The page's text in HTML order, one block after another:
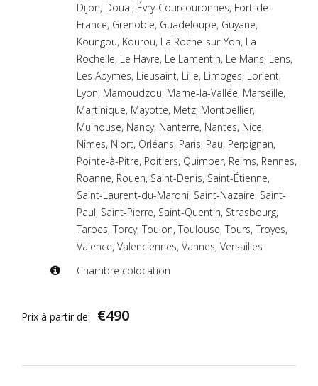
Dijon, Douai, Évry-Courcouronnes, Fort-de-
France, Grenoble, Guadeloupe, Guyane,
Koungou, Kourou, La Roche-sur-Yon, La
Rochelle, Le Havre, Le Lamentin, Le Mans, Lens,
Les Abymes, Lieusaint, Lille, Limoges, Lorient,
Lyon, Mamoudzou, Marne-la-Vallée, Marseille,
Martinique, Mayotte, Metz, Montpellier,
Mulhouse, Nancy, Nanterre, Nantes, Nice,
Nîmes, Niort, Orléans, Paris, Pau, Perpignan,
Pointe-à-Pitre, Poitiers, Quimper, Reims, Rennes,
Roanne, Rouen, Saint-Denis, Saint-Étienne,
Saint-Laurent-du-Maroni, Saint-Nazaire, Saint-
Paul, Saint-Pierre, Saint-Quentin, Strasbourg,
Tarbes, Torcy, Toulon, Toulouse, Tours, Troyes,
Valence, Valenciennes, Vannes, Versailles
Chambre colocation
Prix à partir de: €490